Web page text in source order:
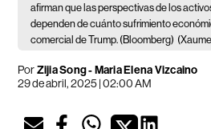
afirman que las perspectivas de los
dependen de cuánto sufrimiento
comercial de Trump. (Bloomberg)
PorZijia Song - Maria Elena Vizcaino
29 de abril, 2025 | 02:00 AM